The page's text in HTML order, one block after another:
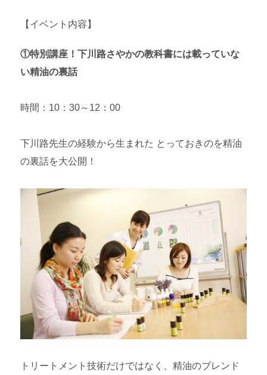
【イベント内容】
①特別講座！下川路さやかの教科書には載っていな
い精油の裏話
時間：10：30～12：00
下川路先生の経験から生まれた とっておきのを精油
の裏話を大公開！
トリートメント技術だけではなく、精油のブレンド